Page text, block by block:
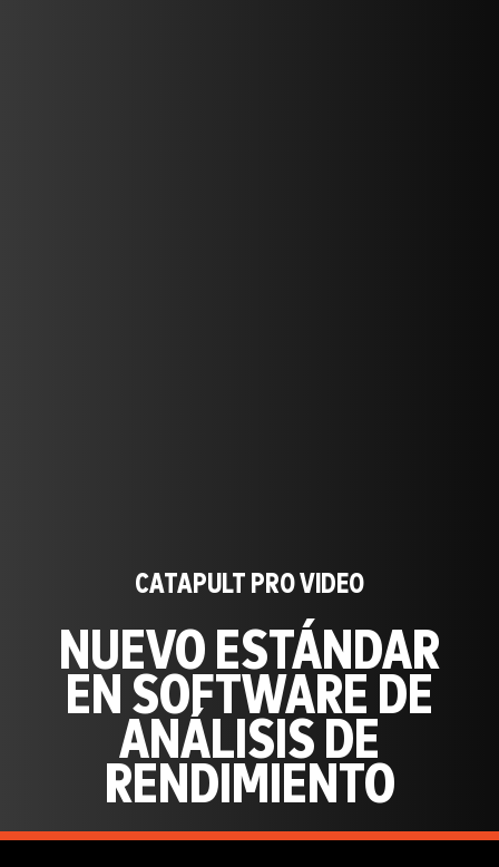
CATAPULT PRO VIDEO
NUEVO ESTÁNDAR
EN SOFTWARE DE
ANÁLISIS DE
RENDIMIENTO